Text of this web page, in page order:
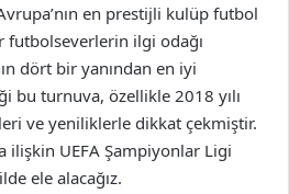
en prestijli kulüp futbol
futbolseverlerin ilgi odağı
dört bir yanından en iyi
bu turnuva, özellikle 2018 yılı
ve yeniliklerle dikkat çekmiştir.
ilişkin UEFA Şampiyonlar Ligi
ele alacağız.